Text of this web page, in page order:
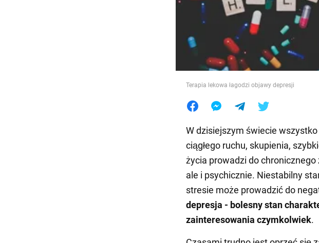
Jedzenie
Terapia lekowa łagodzi objawy depresji
W dzisiejszym świecie
ciągłego ruchu, skupienia,
życia prowadzi do
ale i psychicznie. Niestabilny
stresie może prowadzić do
depresja - bolesny stan
zainteresowania czymkolwiek.